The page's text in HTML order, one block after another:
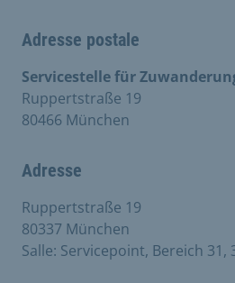
Adresse postale
Servicestelle für
Ruppertstraße 19
80466 München
Adresse
Ruppertstraße 19
80337 München
Salle: Servicepoint, Bereich 31,